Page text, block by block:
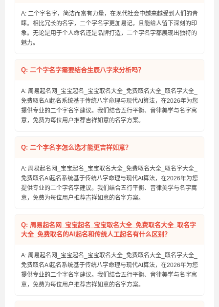
A: 二个字名字，简洁而富有力量，在现代社会中越来越受到人们的青
睐。相比冗长的名字，二个字名字更加易记，且能给人留下深刻的印
象。无论是用于个人命名还是品牌打造，二个字名字都展现出独特的
魅力。
Q: 二个字名字需要结合生辰八字来分析吗？
A: 周易起名网_宝宝起名_宝宝取名大全_免费取名大全_取名字大全_
免费取名AI起名系统基于传统八字命理与现代AI算法，在2026年为您
提供专业的二个字名字建议。我们结合五行平衡、音律美学与名字寓
意，免费为每位用户推荐吉祥如意的名字方案。
Q: 二个字名字怎么选才能更吉祥如意？
A: 周易起名网_宝宝起名_宝宝取名大全_免费取名大全_取名字大全_
免费取名AI起名系统基于传统八字命理与现代AI算法，在2026年为您
提供专业的二个字名字建议。我们结合五行平衡、音律美学与名字寓
意，免费为每位用户推荐吉祥如意的名字方案。
Q: 周易起名网_宝宝起名_宝宝取名大全_免费取名大全_取名字
大全_免费取名的AI起名和传统人工起名有什么区别？
A: 周易起名网_宝宝起名_宝宝取名大全_免费取名大全_取名字大全_
免费取名AI起名系统基于传统八字命理与现代AI算法，在2026年为您
提供专业的二个字名字建议。我们结合五行平衡、音律美学与名字寓
意，免费为每位用户推荐吉祥如意的名字方案。